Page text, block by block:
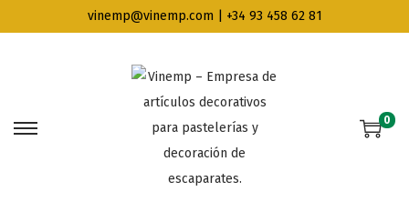
vinemp@vinemp.com | +34 93 458 62 81
0